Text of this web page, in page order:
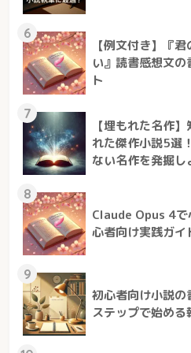
6
【例文付き】『
い』読書感想文
ト
7
【埋もれた名作
れた傑作小説5選
ない名作を発掘し
8
Claude Opus 4で
心者向け実践ガイ
9
初心者向け小説
ステップで始める